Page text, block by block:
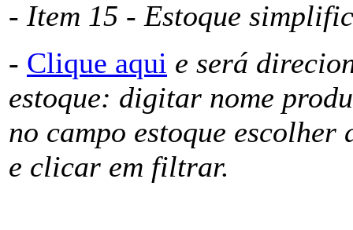
- Item 15 - Estoque
- Clique aqui e será
estoque: digitar nome
no campo estoque
e clicar em filtrar.